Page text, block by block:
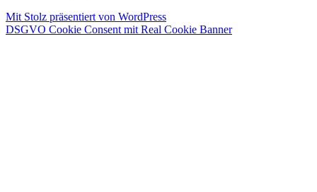
Mit Stolz präsentiert von WordPress
DSGVO Cookie Consent mit Real Cookie Banner